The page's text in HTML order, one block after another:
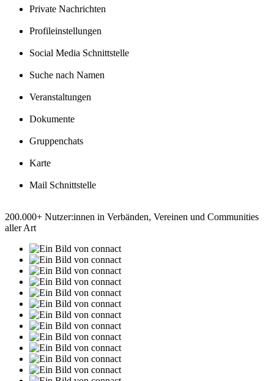
Private Nachrichten
Profileinstellungen
Social Media Schnittstelle
Suche nach Namen
Veranstaltungen
Dokumente
Gruppenchats
Karte
Mail Schnittstelle
200.000+ Nutzer:innen in Verbänden, Vereinen und Communities
aller Art